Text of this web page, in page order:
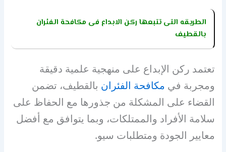
الطريقه التى تتبعها ركن الابداع فى مكافحة الفئران
بالقطيف
تعتمد ركن الإبداع على منهجية علمية دقيقة
ومجربة في مكافحة الفئران بالقطيف، تضمن
القضاء على المشكلة من جذورها مع الحفاظ على
سلامة الأفراد والممتلكات، وبما يتوافق مع أفضل
معايير الجودة ومتطلبات سيو.